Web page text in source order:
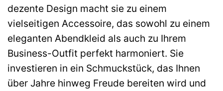
dezente Design macht sie zu einem
vielseitigen Accessoire, das sowohl zu einem
eleganten Abendkleid als auch zu Ihrem
Business-Outfit perfekt harmoniert. Sie
investieren in ein Schmuckstück, das Ihnen
über Jahre hinweg Freude bereiten wird und